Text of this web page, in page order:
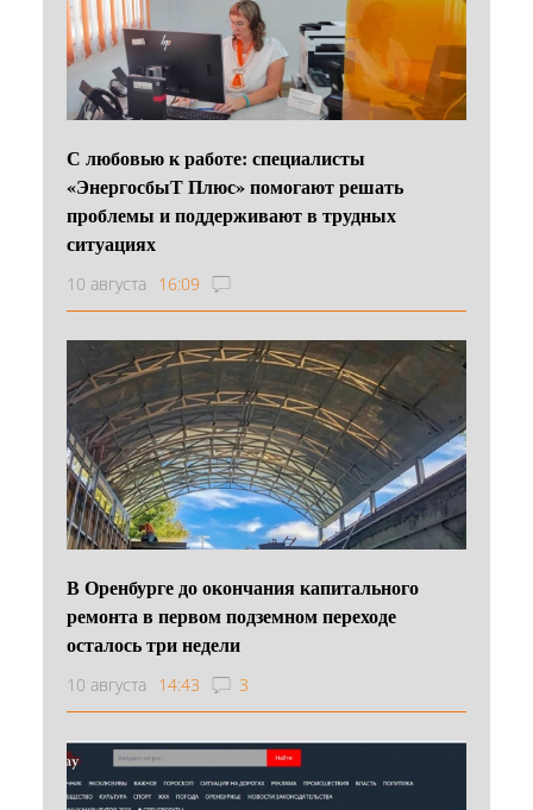
С любовью к работе: специалисты
«ЭнергосбыТ Плюс» помогают решать
проблемы и поддерживают в трудных
ситуациях
10 августа 16:09
В Оренбурге до окончания капитального
ремонта в первом подземном переходе
осталось три недели
10 августа 14:43 3